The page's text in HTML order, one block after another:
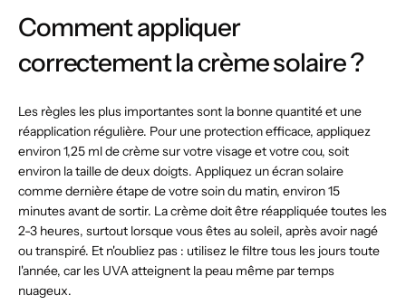
Comment appliquer
correctement la crème solaire ?
Les règles les plus importantes sont la bonne quantité et une
réapplication régulière. Pour une protection efficace, appliquez
environ 1,25 ml de crème sur votre visage et votre cou, soit
environ la taille de deux doigts. Appliquez un écran solaire
comme dernière étape de votre soin du matin, environ 15
minutes avant de sortir. La crème doit être réappliquée toutes les
2-3 heures, surtout lorsque vous êtes au soleil, après avoir nagé
ou transpiré. Et n'oubliez pas : utilisez le filtre tous les jours toute
l'année, car les UVA atteignent la peau même par temps
nuageux.